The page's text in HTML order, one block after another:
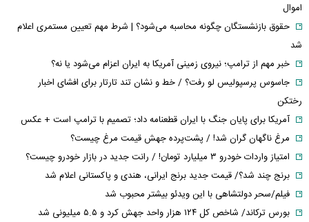
اموال
حقوق بازنشستگان چگونه محاسبه می‌شود؟ | شرط مهم تعیین مستمری اعلام
شد
خبر مهم از ترامپ؛ نیروی زمینی آمریکا به ایران اعزام می‌شود یا نه؟
جاسوس پرسپولیس لو رفت؟ / خط و نشان تند تارتار برای افشای اخبار
رختکن
آمریکا برای پایان جنگ با ایران قطعنامه داد؛ تصمیم با ترامپ است + عکس
مرغ ناگهان گران شد! / پشت‌پرده جهش قیمت مرغ چیست؟
امتیاز واردات خودرو ۳ میلیارد تومان! / رانت جدید در بازار خودرو چیست؟
برنج چند شد؟/ قیمت جدید برنج ایرانی، هندی و پاکستانی اعلام شد
فیلم/سحر دولتشاهی با این ویدئو بیشتر محبوب شد
بورس ترکاند/ شاخص کل ۱۲۴ هزار واحد جهش کرد و ۵.۵ میلیونی شد